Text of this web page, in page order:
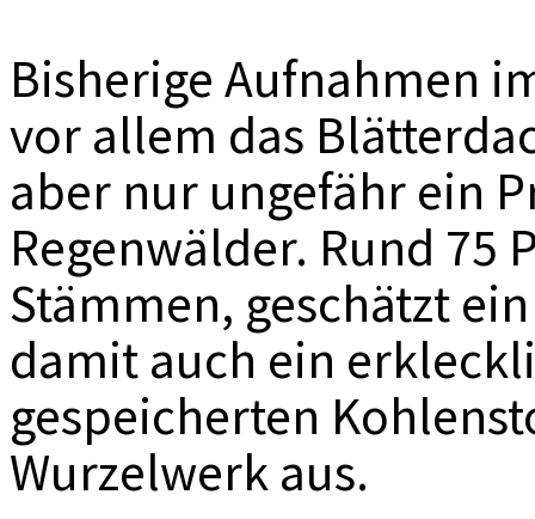
Bisherige Aufnahmen
vor allem das
aber nur ungefähr ein
Regenwälder. Rund 75
Stämmen, geschätzt
damit auch ein
gespeicherten
Wurzelwerk aus.